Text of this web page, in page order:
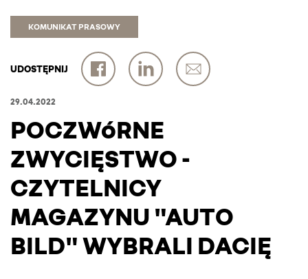
KOMUNIKAT PRASOWY
UDOSTĘPNIJ
29.04.2022
POCZWóRNE
ZWYCIĘSTWO -
CZYTELNICY
MAGAZYNU "AUTO
BILD" WYBRALI DACIĘ